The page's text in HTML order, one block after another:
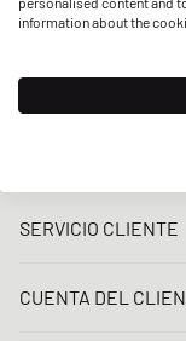
SERVICIO CLIENTE
Preguntas frecuentes
CUENTA DEL
information about the